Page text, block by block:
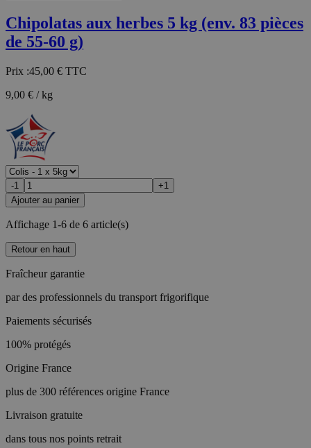
Chipolatas aux herbes 5 kg (env. 83 pièces
de 55-60 g)
Prix :45,00 € TTC
9,00 € / kg
-1
+1
Ajouter au panier
Affichage 1-6 de 6 article(s)
Retour en haut
Fraîcheur garantie
par des professionnels du transport frigorifique
Paiements sécurisés
100% protégés
Origine France
plus de 300 références origine France
Livraison gratuite
dans tous nos points retrait